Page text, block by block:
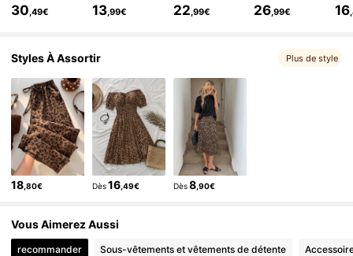
4,79 482K Suiveurs
4,79
30,49€ 13,99€ 22,99€ 26,99€ 16
Styles À Assortir Plus de style
18 ,80€ Dès16,49€ Dès8,90€
Vous Aimerez Aussi
recommander Sous-vêtements et vêtements de détente